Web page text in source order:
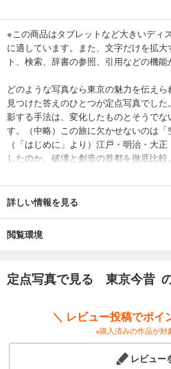
※この商品はタブレットなど大きいディ
に適しています。また、文字だけを拡
ト、検索、辞書の参照、引用などの機能
どのような写真なら東京の魅力を伝えら
見つけた答えのひとつが定点写真でし
影する手法は、変化したものとそうで
す。（中略）この旅に欠かせないのは「
（「はじめに」より）江戸・明治・大
したのか。破壊と創造の首都を徹底比較
詳しい情報を見る
閲覧環境
定点写真で見る 東京今昔
＼ レビュー投稿でポイ
※購入済みの作品が対
レビュー